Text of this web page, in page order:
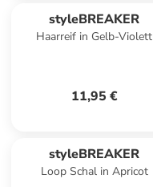
styleBREAKER
Haarreif in Gelb-Violett
11,95 €
styleBREAKER
Loop Schal in Apricot